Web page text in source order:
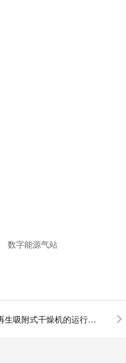
数字能源气站
鑫钻小知识 | 再生吸附式干燥机的运行原理是什么?